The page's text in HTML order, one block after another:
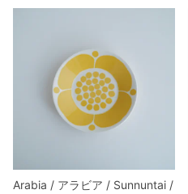
Arabia / アラビア / Sunnuntai /